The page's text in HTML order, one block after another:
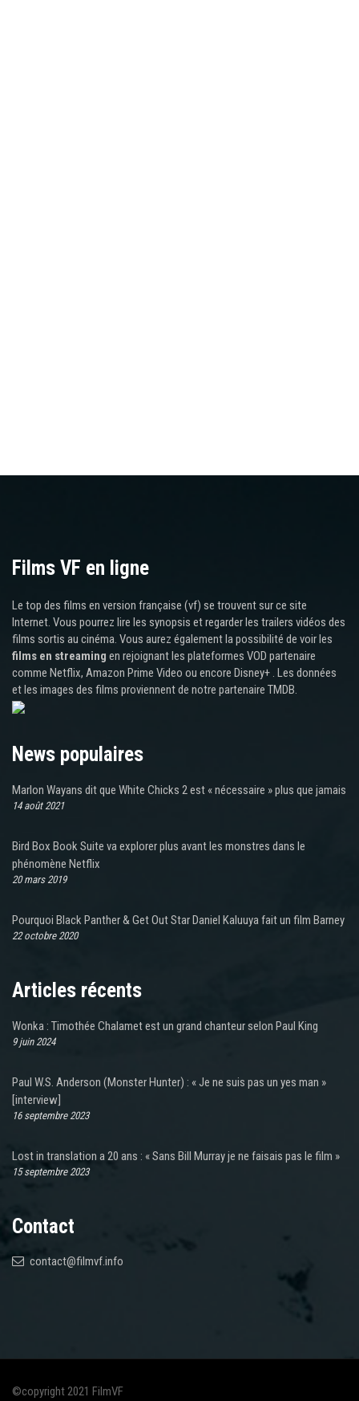
Films VF en ligne
Le top des films en version française (vf) se trouvent sur ce site
Internet. Vous pourrez lire les synopsis et regarder les trailers vidéos des
films sortis au cinéma. Vous aurez également la possibilité de voir les
films en streaming en rejoignant les plateformes VOD partenaire
comme Netflix, Amazon Prime Video ou encore Disney+ . Les données
et les images des films proviennent de notre partenaire TMDB.
News populaires
Marlon Wayans dit que White Chicks 2 est « nécessaire » plus que jamais
14 août 2021
Bird Box Book Suite va explorer plus avant les monstres dans le
phénomène Netflix
20 mars 2019
Pourquoi Black Panther & Get Out Star Daniel Kaluuya fait un film Barney
22 octobre 2020
Articles récents
Wonka : Timothée Chalamet est un grand chanteur selon Paul King
9 juin 2024
Paul W.S. Anderson (Monster Hunter) : « Je ne suis pas un yes man »
[interview]
16 septembre 2023
Lost in translation a 20 ans : « Sans Bill Murray je ne faisais pas le film »
15 septembre 2023
Contact
contact@filmvf.info
©copyright 2021 FilmVF